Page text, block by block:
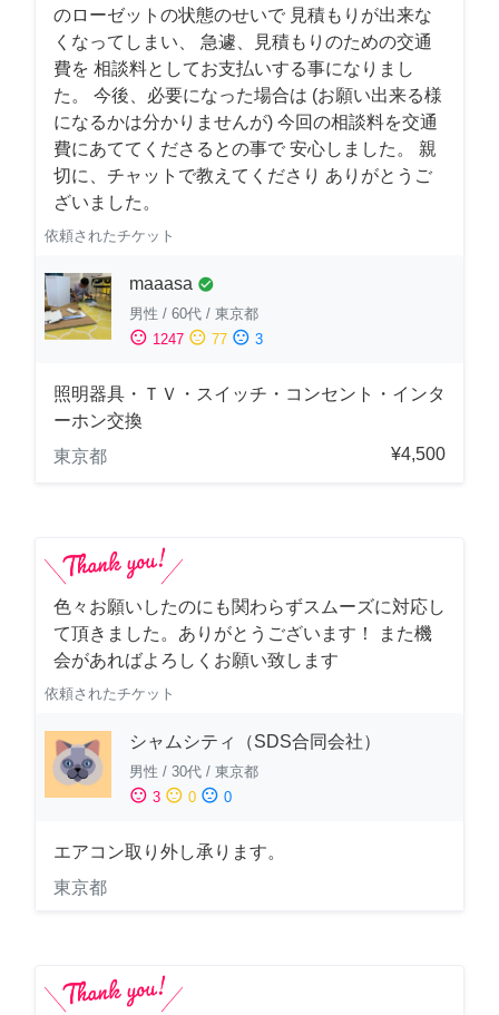
のローゼットの状態のせいで 見積もりが出来な
くなってしまい、 急遽、見積もりのための交通
費を 相談料としてお支払いする事になりまし
た。 今後、必要になった場合は (お願い出来る様
になるかは分かりませんが) 今回の相談料を交通
費にあててくださるとの事で 安心しました。 親
切に、チャットで教えてくださり ありがとうご
ざいました。
依頼されたチケット
maaasa check_circle
男性 / 60代 / 東京都
sentiment_satisfied 1247 sentiment_neutral 77 sentiment_dissatisfied 3
照明器具・ＴＶ・スイッチ・コンセント・インタ
ーホン交換
東京都
¥4,500
色々お願いしたのにも関わらずスムーズに対応し
て頂きました。ありがとうございます！ また機
会があればよろしくお願い致します
依頼されたチケット
シャムシティ（SDS合同会社）
男性 / 30代 / 東京都
sentiment_satisfied 3 sentiment_neutral 0 sentiment_dissatisfied 0
エアコン取り外し承ります。
東京都